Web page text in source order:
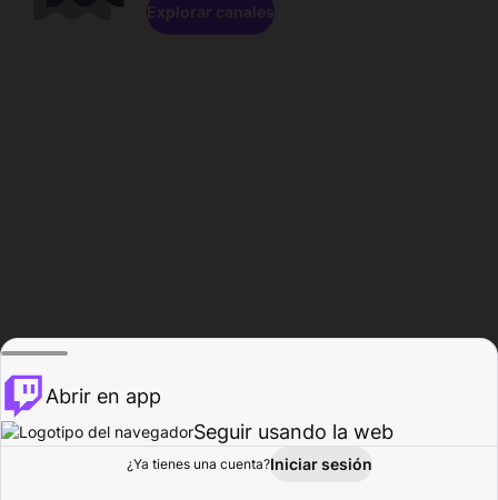
Explorar Actividad
Explorar canales
Abrir en app
Seguir usando la web
¿Ya tienes una cuenta?Iniciar sesión